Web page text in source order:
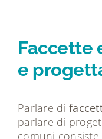
Faccette
e
Parlare di
parlare di